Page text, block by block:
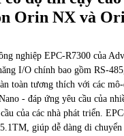
Orin NX và
nghiệp EPC-R7300 của
I/O chính bao gồm RS-
toàn tương thích với các
- đáp ứng yêu cầu của
của các nhà phát triển.
giúp dễ dàng di